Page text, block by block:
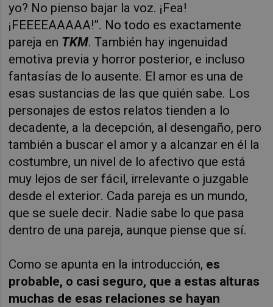
yo? No pienso bajar la voz. ¡Fea!
¡FEEEEAAAAA!”. No todo es exactamente
pareja en TKM. También hay ingenuidad
emotiva previa y horror posterior, e incluso
fantasías de lo ausente. El amor es una de
esas sustancias de las que quién sabe. Los
personajes de estos relatos tienden a lo
decadente, a la decepción, al desengaño, pero
también a buscar el amor y a alcanzar en él la
costumbre, un nivel de lo afectivo que está
muy lejos de ser fácil, irrelevante o juzgable
desde el exterior. Cada pareja es un mundo,
que se suele decir. Nadie sabe lo que pasa
dentro de una pareja, aunque piense que sí.
Como se apunta en la introducción, es
probable, o casi seguro, que a estas alturas
muchas de esas relaciones se hayan